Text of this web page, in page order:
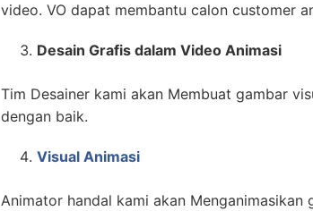
video. VO dapat membantu calon customer
Desain Grafis dalam Video Animasi
Tim Desainer kami akan Membuat gambar
dengan baik.
Visual Animasi
Animator handal kami akan Menganimasikan